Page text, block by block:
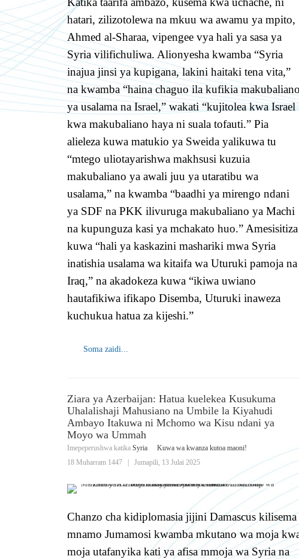
hatari, zilizotolewa na mkuu wa awamu ya mpito,
Ahmed al-Sharaa, vipengee vya hali ya sasa ya
Syria vilifichuliwa. Alionyesha kwamba “Syria
inajua jinsi ya kupigana, lakini haitaki tena vita,”
na kwamba “haina chaguo ila kufikia makubaliano
ya usalama na Israel,” wakati “kujitolea kwa Israel
kwa makubaliano haya ni suala tofauti.” Pia
alieleza kuwa matukio ya Sweida yalikuwa tu
“mtego uliotayarishwa makhsusi kuzuia
makubaliano ya awali juu ya utaratibu wa
usalama,” na kwamba “baadhi ya mirengo ndani
ya SDF na PKK ilivuruga makubaliano ya Machi
na kupunguza kasi ya mchakato huo.” Amesisitiza
kuwa “hali ya kaskazini mashariki mwa Syria
inatishia usalama wa kitaifa wa Uturuki pamoja na
Iraq,” na akadokeza kuwa “ikiwa uwiano
hautafikiwa ifikapo Disemba, Uturuki inaweza
kuchukua hatua za kijeshi.”
Soma zaidi...
Ziara ya Azerbaijan: Hatua kuelekea Kusukuma
Uhalalishaji Mahusiano na Umbile la Kiyahudi
Ambayo Itakuwa ni Mchomo wa Kisu ndani ya
Moyo wa Ummah
Imepeperushwa katika Syria
Kuwa wa kwanza kutoa maoni!
18 Muharram 1447
Jumapili, 13 Julai 2025
Chanzo cha kidiplomasia jijini Damascus kilisema
mnamo Jumamosi kwamba mkutano wa moja
moja utafanyika kati ya afisa mmoja wa Syria na